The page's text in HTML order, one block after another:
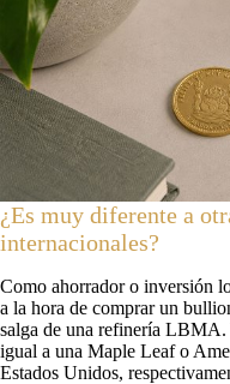
¿Es muy diferente a
internacionales?
Como ahorrador o inversión
a la hora de comprar un
salga de una refinería LBMA.
igual a una Maple Leaf o
Estados Unidos,